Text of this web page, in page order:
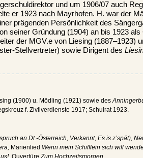
und um 1906/07 auch
er 1923 nach Mayrhofen. H. war der
prägenden Persönlichkeit des
seiner Gründung (1904) an bis 1923
der MGV.e von Liesing (1887–1923)
Stellvertreter) sowie Dirigent des
(1900) u. Mödling (1921) sowie des
f. Zivilverdienste 1917; Schulrat 1923.
an Dt.-Österreich, Verkannt, Es is z’spät),
Marienlied Wenn mein Schifflein sich will
OuvertüreZum Hochzeitsmorgen.